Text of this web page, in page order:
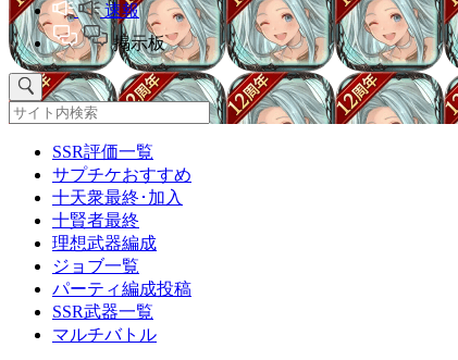
速報
掲示板
SSR評価一覧
サプチケおすすめ
十天衆最終･加入
十賢者最終
理想武器編成
ジョブ一覧
パーティ編成投稿
SSR武器一覧
マルチバトル